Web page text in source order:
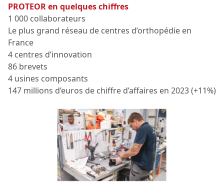
PROTEOR en quelques chiffres
1 000 collaborateurs
Le plus grand réseau de centres d’orthopédie en
France
4 centres d’innovation
86 brevets
4 usines composants
147 millions d’euros de chiffre d’affaires en 2023 (+11%)